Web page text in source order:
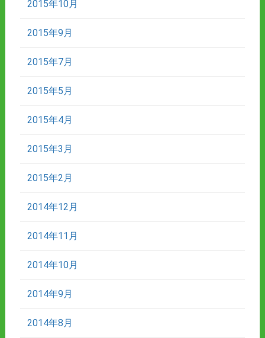
2015年10月
2015年9月
2015年7月
2015年5月
2015年4月
2015年3月
2015年2月
2014年12月
2014年11月
2014年10月
2014年9月
2014年8月